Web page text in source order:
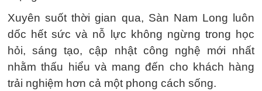
Xuyên suốt thời gian qua, Sàn Nam Long luôn
dốc hết sức và nỗ lực không ngừng trong học
hỏi, sáng tạo, cập nhật công nghệ mới nhất
nhằm thấu hiểu và mang đến cho khách hàng
trải nghiệm hơn cả một phong cách sống.